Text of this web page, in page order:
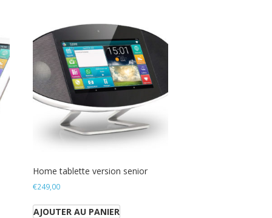
Home tablette version senior
€249,00
AJOUTER AU PANIER